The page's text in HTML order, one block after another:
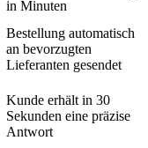
in Minuten
Bestellung automatisch
an bevorzugten
Lieferanten gesendet
Kunde erhält in 30
Sekunden eine präzise
Antwort